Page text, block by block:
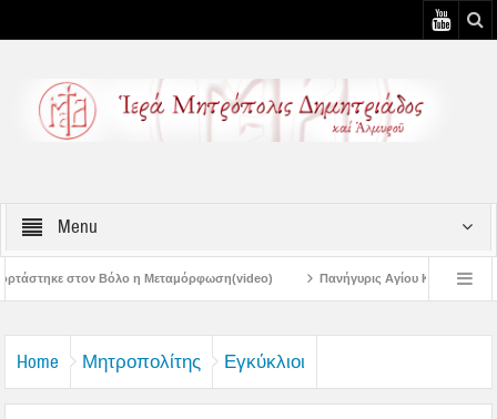
Menu
Μεταμόρφωση(video) Πανήγυρις Αγίου Καλλινίκου Μητροπολίτου Εδέσσης
Home Μητροπολίτης Εγκύκλιοι